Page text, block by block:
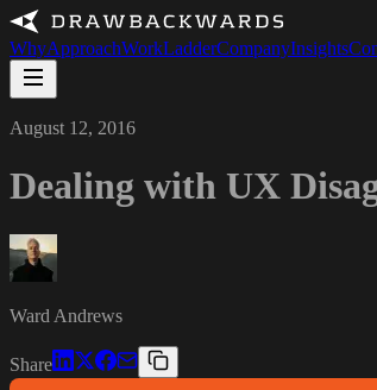
WhyApproachWorkLadderCompanyInsights
August 12, 2016
Dealing with UX
Ward Andrews
Share